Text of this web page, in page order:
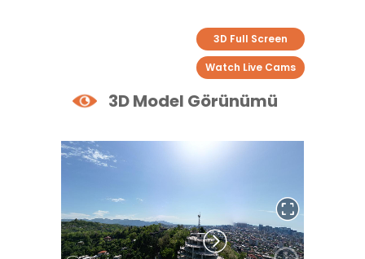
3D Model Görünümü
3D Full Screen
Watch Live Cams